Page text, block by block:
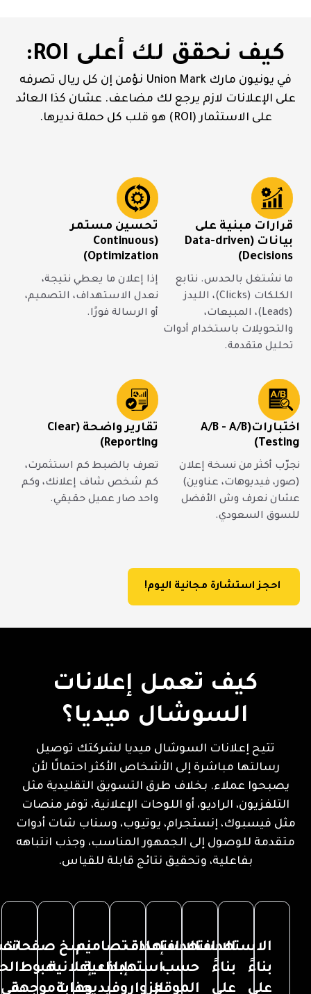
كيف نحقق لك أعلى ROI:
في يونيون مارك Union Mark نؤمن إن كل ريال تصرفه
على الإعلانات لازم يرجع لك مضاعف. عشان كذا العائد
على الاستثمار (ROI) هو قلب كل حملة نديرها.
قرارات مبنية على
بيانات (Data-driven
Decisions)
ما نشتغل بالحدس. نتابع
الكلكات (Clicks)، الليدز
(Leads)، المبيعات،
والتحويلات باستخدام أدوات
تحليل متقدمة.
تحسين مستمر
(Continuous
Optimization)
إذا إعلان ما يعطي نتيجة،
نعدل الاستهداف، التصميم،
أو الرسالة فورًا.
اختبارات(A/B - A/B
Testing)
نجرّب أكثر من نسخة إعلان
(صور، فيديوهات، عناوين)
عشان نعرف وش الأفضل
للسوق السعودي.
تقارير واضحة (Clear
Reporting)
تعرف بالضبط كم استثمرت،
كم شخص شاف إعلانك، وكم
واحد صار عميل حقيقي.
احجز استشارة مجانية اليوم!
كيف تعمل إعلانات
السوشال ميديا؟
تتيح إعلانات السوشال ميديا لشركتك توصيل
رسالتها مباشرة إلى الأشخاص الأكثر احتمالًا لأن
يصبحوا عملاء. بخلاف طرق التسويق التقليدية مثل
التلفزيون، الراديو، أو اللوحات الإعلانية، توفر منصات
مثل فيسبوك، إنستجرام، يوتيوب، وسناب شات أدوات
متقدمة للوصول إلى الجمهور المناسب، وجذب انتباهه
بفاعلية، وتحقيق نتائج قابلة للقياس.
الاستهداف
بناءً
على
الاستهداف
بناءً
على
الاستهداف
حسب
الموقع
إعادة
استهداف
الزوار
تصاميم
إبداعية
وفيديوهات
نسخ
إعلانية
جذابة
صفحات
هبوط
موجهةفي